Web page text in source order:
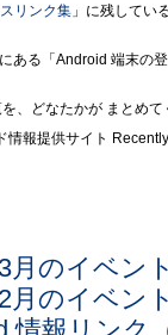
リンク集 」に残してい
ある「Android 端末の
、どなたかが まとめ
情報提供サイト
月のイベン
月のイベン